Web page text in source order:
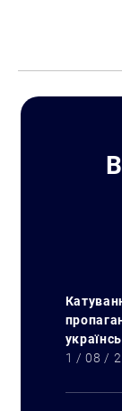
1 / 08 /